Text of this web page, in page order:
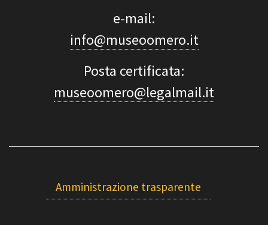
e-mail:
info@museoomero.it
Posta certificata:
museoomero@legalmail.it
Amministrazione trasparente